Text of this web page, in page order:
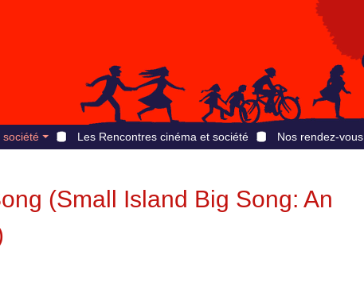
société Les Rencontres cinéma et société Nos rendez-vous
(Small Island Big Song: An